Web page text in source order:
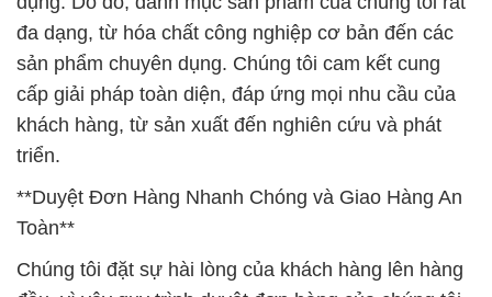
chặt chẽ, đảm bảo rằng chúng đáp ứng hoặc vượt
qua các tiêu chuẩn chất lượng cao nhất.
**Chọn Công Ty Hóa Chất Đắc Trường Phát – Chọn
Đối Tác Tin Cậy**
Chúng tôi không chỉ cung cấp hóa chất, mà còn
mang đến giải pháp toàn diện và dịch vụ hỗ trợ
chuyên nghiệp. Hãy để Công Ty Hóa Chất Đắc
bền vững và hiệu quả.